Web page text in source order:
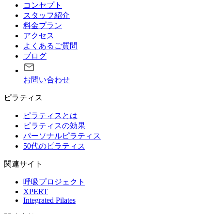
コンセプト
スタッフ紹介
料金プラン
アクセス
よくあるご質問
ブログ
お問い合わせ
ピラティス
ピラティスとは
ピラティスの効果
パーソナルピラティス
50代のピラティス
関連サイト
呼吸プロジェクト
XPERT
Integrated Pilates